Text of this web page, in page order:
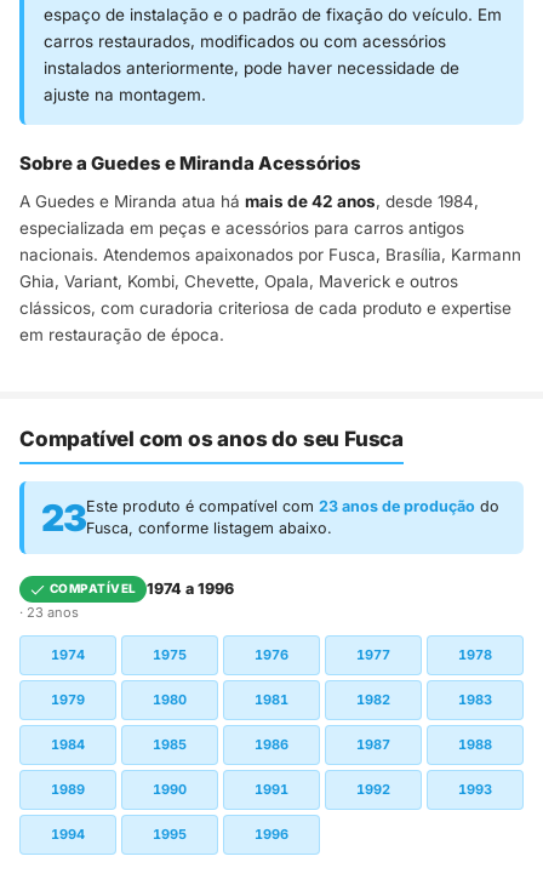
espaço de instalação e o padrão de fixação do veículo. Em
carros restaurados, modificados ou com acessórios
instalados anteriormente, pode haver necessidade de
ajuste na montagem.
Sobre a Guedes e Miranda Acessórios
A Guedes e Miranda atua há mais de 42 anos, desde 1984,
especializada em peças e acessórios para carros antigos
nacionais. Atendemos apaixonados por Fusca, Brasília, Karmann
Ghia, Variant, Kombi, Chevette, Opala, Maverick e outros
clássicos, com curadoria criteriosa de cada produto e expertise
em restauração de época.
Compatível com os anos do seu Fusca
23Este produto é compatível com 23 anos de produção do
Fusca, conforme listagem abaixo.
COMPATÍVEL 1974 a 1996
· 23 anos
1974 1975 1976 1977 1978
1979 1980 1981 1982 1983
1984 1985 1986 1987 1988
1989 1990 1991 1992 1993
1994 1995 1996